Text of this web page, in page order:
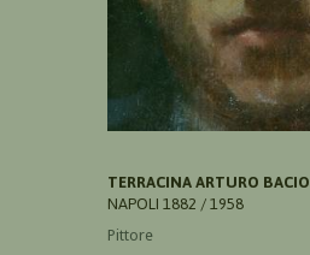
TERRACINA ARTURO BACIO
NAPOLI 1882 / 1958
Pittore